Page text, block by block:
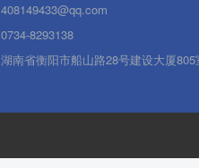
408149433@qq.com
8293138
南省衡阳市船山路28号建设大厦805